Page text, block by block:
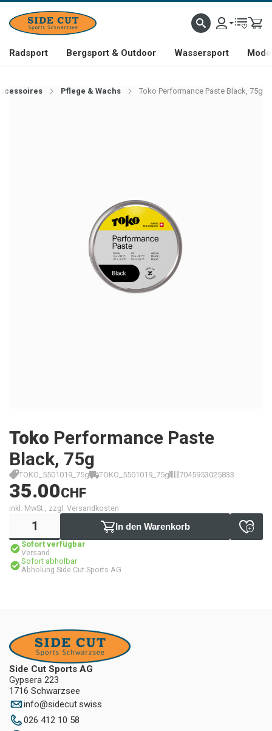
Radsport Bergsport & Outdoor Wassersport
Pflege & Wachs Toko Performance Paste Black, 75g
Toko Performance Paste
Black, 75g
TOKO_5501019_75g TOKO_5501019_75g 7045953025833
35.00CHF
inkl. MwSt., zzgl. Versandkosten
In den Warenkorb
Sofort verfügbar
Versand
Sofort abholbar
Abholung Side Cut Sports AG
Side Cut Sports AG
Gypsera 223
1716 Schwarzsee
info@sidecut.swiss
026 412 10 58